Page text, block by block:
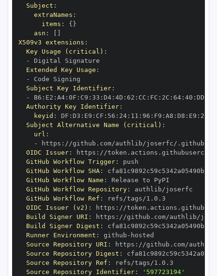
Subject :
extraNames :
items : { }
asn :
X509v3 extensions :
Key Usage (critical) :
-
Extended Key Usage :
-
Subject Key Identifier:
-
B6 : E2 : A4: 0F : C9 : 33 : D4: 4D : 62 : CC : FC : 2C : 64: 40 : DD
Authority Key Identifier:
keyid : DF : D3 : E9 : CF : 56 : 24: 11 : 96 : F9 : A8 : D8 : E9 : 28
Subject Alternative Name (critical) :
url :
-
https :
OIDC Issuer: https :
GitHub Workflow Trigger:
GitHub Workflow SHA:
GitHub Workflow Name :
GitHub Workflow Repository:
GitHub Workflow Ref :
OIDC Issuer (v2) : https :
Build Signer URI : https :
Build Signer Digest :
Runner Environment : github -
Source Repository URI : https :
Source Repository Digest :
Source Repository Ref :
Source Repository Identifier:
'597723194'